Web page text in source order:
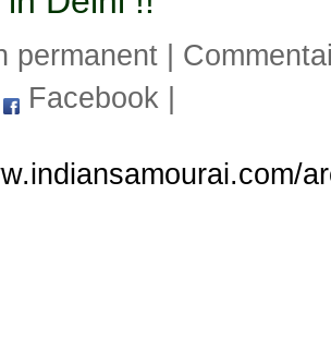
permanent
Facebook